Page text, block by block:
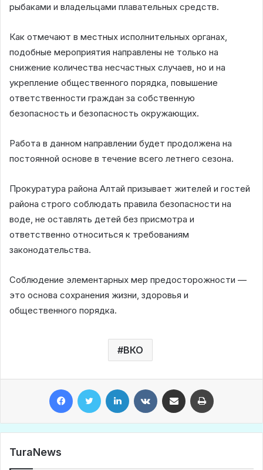
рыбаками и владельцами плавательных средств.
Как отмечают в местных исполнительных органах,
подобные мероприятия направлены не только на
снижение количества несчастных случаев, но и на
укрепление общественного порядка, повышение
ответственности граждан за собственную
безопасность и безопасность окружающих.
Работа в данном направлении будет продолжена на
постоянной основе в течение всего летнего сезона.
Прокуратура района Алтай призывает жителей и гостей
района строго соблюдать правила безопасности на
воде, не оставлять детей без присмотра и
ответственно относиться к требованиям
законодательства.
Соблюдение элементарных мер предосторожности —
это основа сохранения жизни, здоровья и
общественного порядка.
ВКО
TuraNews